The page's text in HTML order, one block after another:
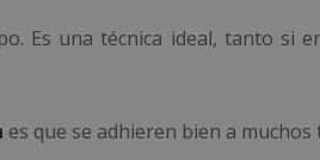
Es una técnica ideal, tanto si
es que se adhieren bien a